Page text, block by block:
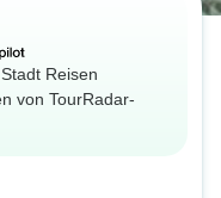
Reisen
von TourRadar-